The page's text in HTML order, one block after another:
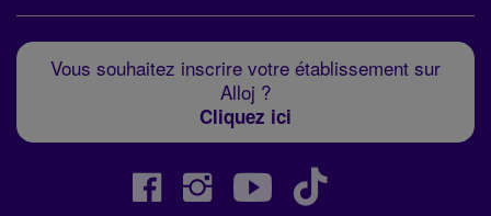
Vous souhaitez inscrire votre établissement sur
Alloj ?
Cliquez ici